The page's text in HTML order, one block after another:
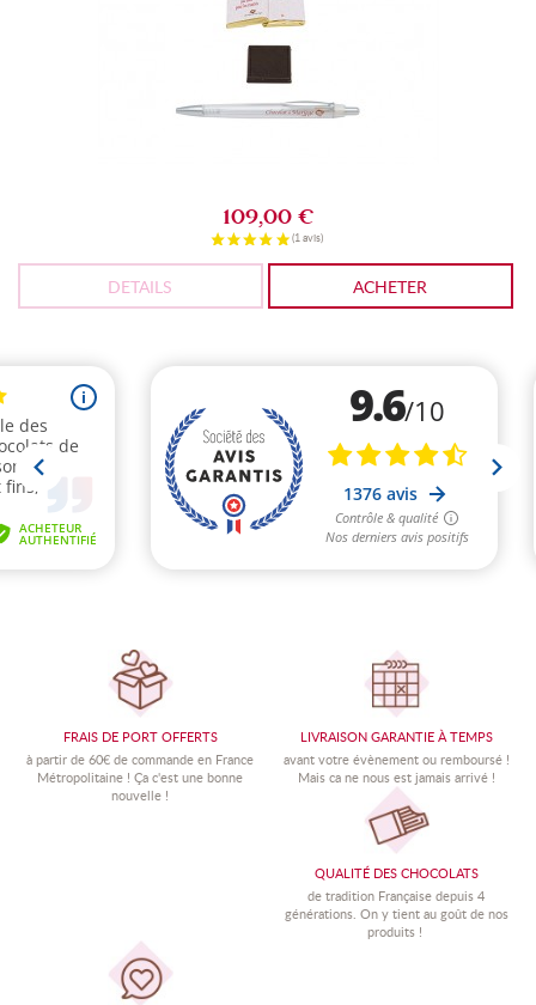
109,00 €
DETAILS ACHETER
FRAIS DE PORT OFFERTS
à partir de 60€ de commande en France
Métropolitaine ! Ça c'est une bonne
nouvelle !
LIVRAISON GARANTIE À TEMPS
avant votre évènement ou remboursé !
Mais ca ne nous est jamais arrivé !
QUALITÉ DES CHOCOLATS
de tradition Française depuis 4
générations. On y tient au goût de nos
produits !